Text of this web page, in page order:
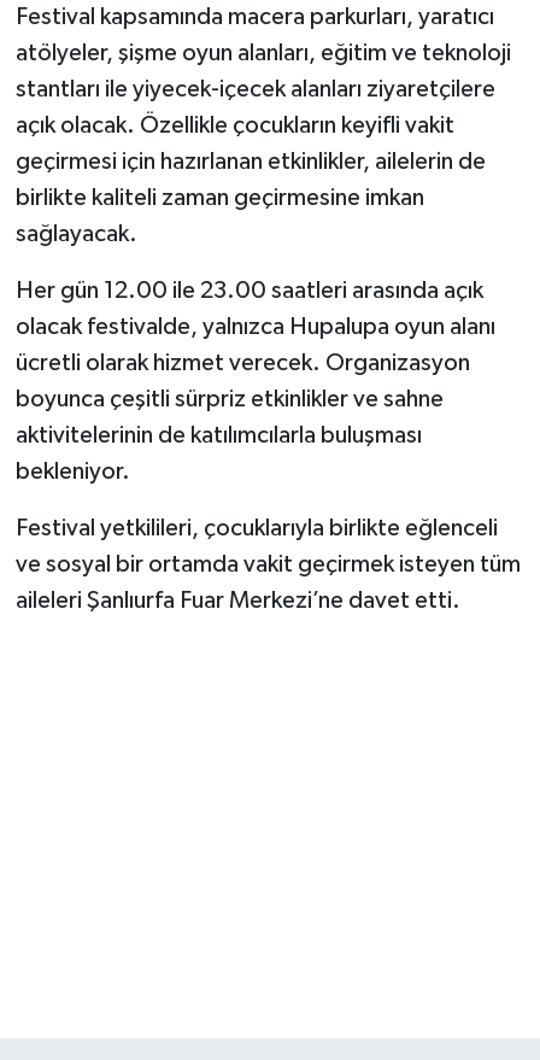
Festival kapsamında macera parkurları, yaratıcı
atölyeler, şişme oyun alanları, eğitim ve teknoloji
stantları ile yiyecek-içecek alanları ziyaretçilere
açık olacak. Özellikle çocukların keyifli vakit
geçirmesi için hazırlanan etkinlikler, ailelerin de
birlikte kaliteli zaman geçirmesine imkan
sağlayacak.
Her gün 12.00 ile 23.00 saatleri arasında açık
olacak festivalde, yalnızca Hupalupa oyun alanı
ücretli olarak hizmet verecek. Organizasyon
boyunca çeşitli sürpriz etkinlikler ve sahne
aktivitelerinin de katılımcılarla buluşması
bekleniyor.
Festival yetkilileri, çocuklarıyla birlikte eğlenceli
ve sosyal bir ortamda vakit geçirmek isteyen tüm
aileleri Şanlıurfa Fuar Merkezi’ne davet etti.